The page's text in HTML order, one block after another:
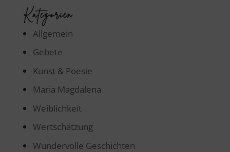
Kategorien
Allgemein
Gebete
Kunst & Poesie
Maria Magdalena
Weiblichkeit
Wertschätzung
Wundervolle Geschichten